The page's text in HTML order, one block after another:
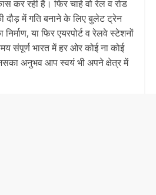
p
p
m
कर रही है। फिर चाहे वो रेल व रोड
दौड़ में गति बनाने के लिए बुलेट ट्रेन
या फिर एयरपोर्ट व रेलवे स्टेशनों
संपूर्ण भारत में हर ओर कोई ना कोई
अनुभव आप स्वयं भी अपने क्षेत्र में